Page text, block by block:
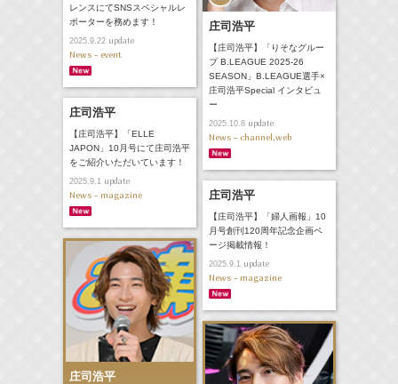
庄司浩平
【庄司浩平】「りそなグルー
プ B.LEAGUE 2025-26
SEASON」B.LEAGUE選手×
庄司浩平Special インタビュ
ー
2025.10.8update
News - channel,web
レンスにてSNSスペシャルレ
ポーターを務めます！
2025.9.22update
News - event
庄司浩平
【庄司浩平】「ELLE
JAPON」10月号にて庄司浩平
をご紹介いただいています！
2025.9.1update
News - magazine 庄司浩平
【庄司浩平】「婦人画報」10
月号創刊120周年記念企画ペ
ージ掲載情報！
2025.9.1update
News - magazine
庄司浩平